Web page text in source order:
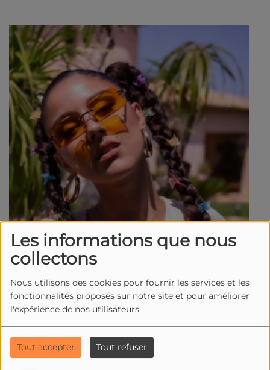
Les informations que nous
collectons
Nous utilisons des cookies pour fournir les services et les
fonctionnalités proposés sur notre site et pour améliorer
l'expérience de nos utilisateurs.
Tout accepter Tout refuser